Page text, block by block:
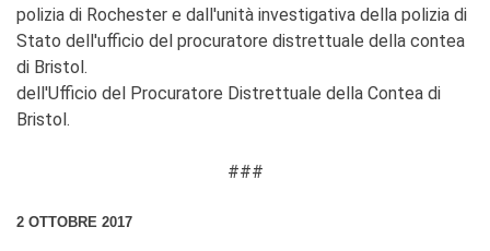
polizia di Rochester e dall'unità investigativa della polizia di
Stato dell'ufficio del procuratore distrettuale della contea
di Bristol.
dell'Ufficio del Procuratore Distrettuale della Contea di
Bristol.
###
2 OTTOBRE 2017